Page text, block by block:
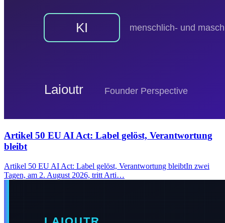
Artikel 50 EU AI Act: Label gelöst, Verantwortung
bleibt
Artikel 50 EU AI Act: Label gelöst, Verantwortung bleibtIn zwei
Tagen, am 2. August 2026, tritt Arti…